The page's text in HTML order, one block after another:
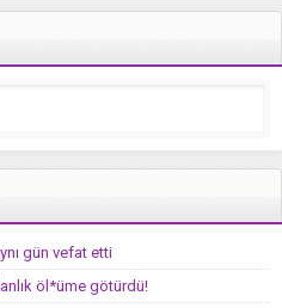
gün vefat etti
öl*üme götürdü!